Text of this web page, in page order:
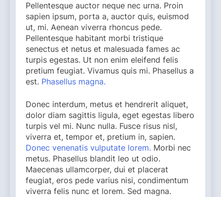
Pellentesque auctor neque nec urna. Proin
sapien ipsum, porta a, auctor quis, euismod
ut, mi. Aenean viverra rhoncus pede.
Pellentesque habitant morbi tristique
senectus et netus et malesuada fames ac
turpis egestas. Ut non enim eleifend felis
pretium feugiat. Vivamus quis mi. Phasellus a
est. Phasellus magna.
Donec interdum, metus et hendrerit aliquet,
dolor diam sagittis ligula, eget egestas libero
turpis vel mi. Nunc nulla. Fusce risus nisl,
viverra et, tempor et, pretium in, sapien.
Donec venenatis vulputate lorem. Morbi nec
metus. Phasellus blandit leo ut odio.
Maecenas ullamcorper, dui et placerat
feugiat, eros pede varius nisi, condimentum
viverra felis nunc et lorem. Sed magna.